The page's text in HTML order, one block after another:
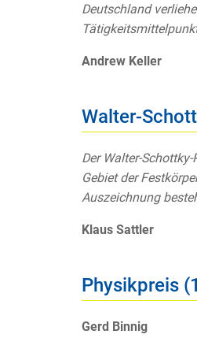
Deutschland
Andrew Keller
Walter-
Der Walter-
Gebiet der
Auszeichnung
Klaus Sattler
Physikpreis
Gerd Binnig